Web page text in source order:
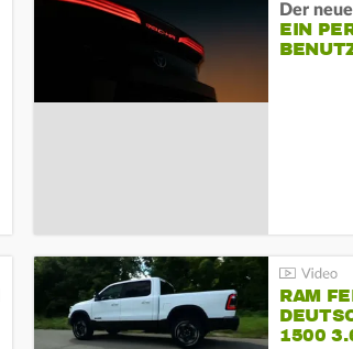
Der
EIN
RAM
1500